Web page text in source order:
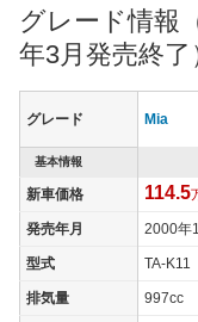
グレード情報
年3月発売終了
グレード Mia
基本情報
新車価格 114.5
発売年月 2000年
型式 TA-K11
排気量 997cc